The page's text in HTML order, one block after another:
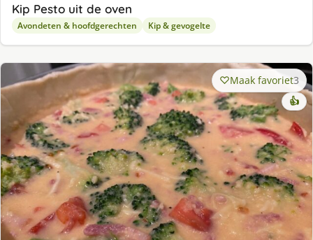
Kip Pesto uit de oven
Avondeten & hoofdgerechten Kip & gevogelte
Maak favoriet3
👍